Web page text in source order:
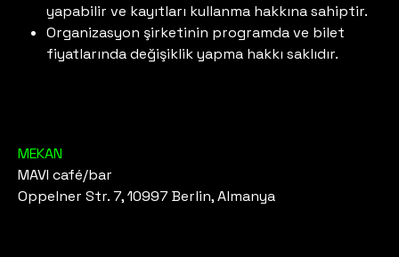
yapabilir ve kayıtları kullanma hakkına sahiptir.
Organizasyon şirketinin programda ve bilet
fiyatlarında değişiklik yapma hakkı saklıdır.
MEKAN
MAVI café/bar
Oppelner Str. 7, 10997 Berlin, Almanya